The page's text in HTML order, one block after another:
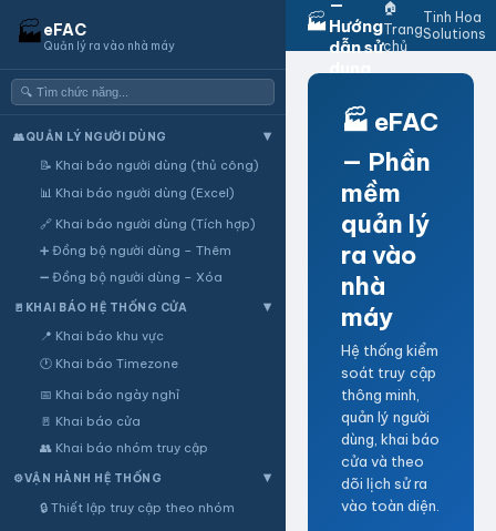
🏭eFAC
Quản lý ra vào nhà máy
👥QUẢN LÝ NGƯỜI DÙNG ▶
📝 Khai báo người dùng (thủ công)
📊 Khai báo người dùng (Excel)
🔗 Khai báo người dùng (Tích hợp)
➕ Đồng bộ người dùng – Thêm
➖ Đồng bộ người dùng – Xóa
🚪 KHAI BÁO HỆ THỐNG CỬA ▶
📍 Khai báo khu vực
🕐 Khai báo Timezone
📅 Khai báo ngày nghỉ
🚪 Khai báo cửa
👥 Khai báo nhóm truy cập
⚙️VẬN HÀNH HỆ THỐNG ▶
🔒 Thiết lập truy cập theo nhóm
🏭
—
Hướng
dẫn sử
🏠
Trang
chủ
Tinh Hoa
Solutions
🏭 eFAC
— Phần
mềm
quản lý
ra vào
nhà
máy
Hệ thống kiểm
soát truy cập
thông minh,
quản lý người
dùng, khai báo
cửa và theo
dõi lịch sử ra
vào toàn diện.